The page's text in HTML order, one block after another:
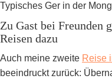
Typisches Ger in der
Zu Gast bei Freunden
Reisen dazu
Auch meine zweite Reise
beeindruckt zurück: